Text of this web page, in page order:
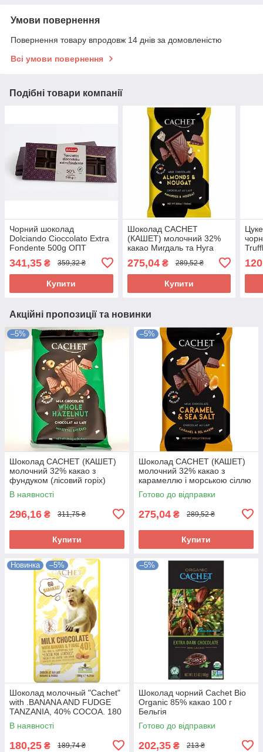
Умови повернення
Повернення товару впродовж 14 днів за домовленістю
Всі умови повернення
Подібні товари компанії
Чорний шоколад
Dolciando Cioccolato Extra
Fondente 500g ОПТ
341,35 ₴ 359,32 ₴
Купити
Шоколад CACHET
(КАШЕТ) молочний 32%
какао Мигдаль та Нуга
275,04₴ 289,52 ₴
Купити
Акційні пропозиції та новинки
–5%
Шоколад CACHET (КАШЕТ)
молочний 32% какао з
фундуком (лісовий горіх)
Бельгія 300г
В наявності
296,16 ₴ 311,75 ₴
Купити
–5%
Шоколад CACHET (КАШЕТ)
молочний 32% какао з
карамеллю і морською сіллю
Бельгія 300г
Готово до відправки
275,04 ₴ 289,52 ₴
Купити
Новинка –5%
Шоколад молочный "Cachet"
with .BANANA AND FUDGE
TANZANIA, 40% COCOA. 180
г Бельгія
В наявності
180,25 ₴ 189,74 ₴
–5%
Шоколад чорний Cachet Bio
Organic 85% какао 100 г
Бельгія
Готово до відправки
202,35 ₴ 213 ₴